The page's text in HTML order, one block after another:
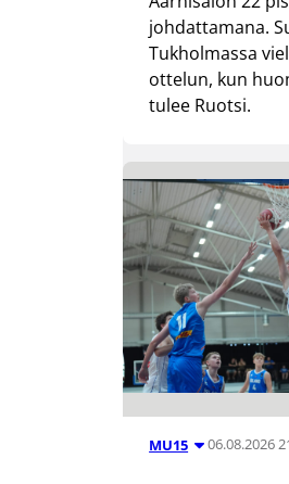
johdattamana.
Tukholmassa
ottelun, kun
tulee Ruotsi.
MU15 06.08.2026